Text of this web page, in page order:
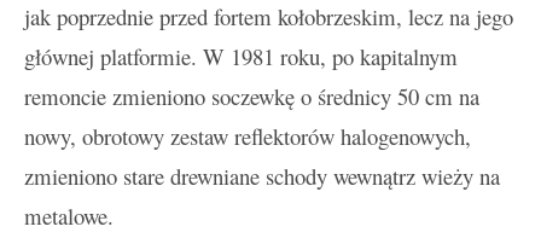
jak poprzednie przed fortem kołobrzeskim, lecz na jego
głównej platformie. W 1981 roku, po kapitalnym
remoncie zmieniono soczewkę o średnicy 50 cm na
nowy, obrotowy zestaw reflektorów halogenowych,
zmieniono stare drewniane schody wewnątrz wieży na
metalowe.